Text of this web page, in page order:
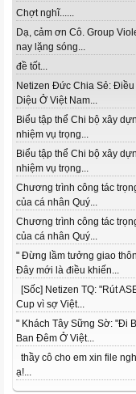
Chợt nghĩ......
Dạ, cảm ơn Cô. Group
nay lặng sóng...
đề tốt...
Netizen Đức Chia Sẻ: Điều
Diệu Ở Việt Nam...
Biểu tập thể Chi bộ xây
nhiệm vụ trọng...
Biểu tập thể Chi bộ xây
nhiệm vụ trọng...
Chương trình công tác
của cá nhân Quý...
Chương trình công tác
của cá nhân Quý...
" Đừng lầm tưởng giao
Đây mới là điều khiến...
[Sốc] Netizen TQ: "Rút
Cup vì sợ Việt...
" Khách Tây Sững Sờ: "Đi
Ban Đêm Ở Việt...
thầy cô cho em xin file
ạ!...